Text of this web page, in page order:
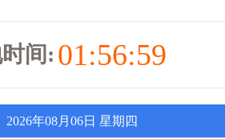
间: 01:56:59
2026年08月06日 星期四